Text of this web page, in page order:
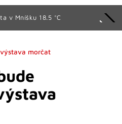
v Mníšku 18.5 °C
morčat